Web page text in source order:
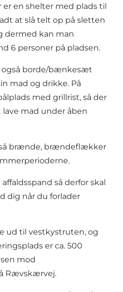
en shelter med plads til
at slå telt op på sletten
dermed kan man
6 personer på pladsen.
også borde/bænkesæt
mad og drikke. På
med grillrist, så der
mad under åben
brænde, brændeflækker
så derfor skal
dig når du forlader
ud til vestkystruten, og
er ca. 500
mod
Rævskærvej.